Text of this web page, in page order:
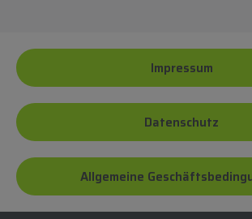
Impressum
Datenschutz
Allgemeine